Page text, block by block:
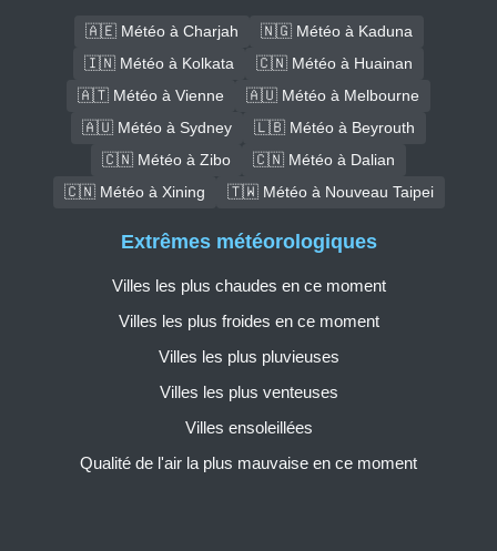
🇦🇪 Météo à Charjah
🇳🇬 Météo à Kaduna
🇮🇳 Météo à Kolkata
🇨🇳 Météo à Huainan
🇦🇹 Météo à Vienne
🇦🇺 Météo à Melbourne
🇦🇺 Météo à Sydney
🇱🇧 Météo à Beyrouth
🇨🇳 Météo à Zibo
🇨🇳 Météo à Dalian
🇨🇳 Météo à Xining
🇹🇼 Météo à Nouveau Taipei
Extrêmes météorologiques
Villes les plus chaudes en ce moment
Villes les plus froides en ce moment
Villes les plus pluvieuses
Villes les plus venteuses
Villes ensoleillées
Qualité de l'air la plus mauvaise en ce moment